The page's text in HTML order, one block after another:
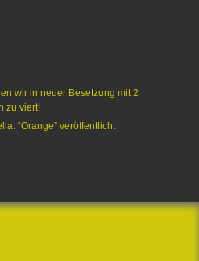
wir in neuer Besetzung mit 2
zu viert!
“Orange” veröffentlicht